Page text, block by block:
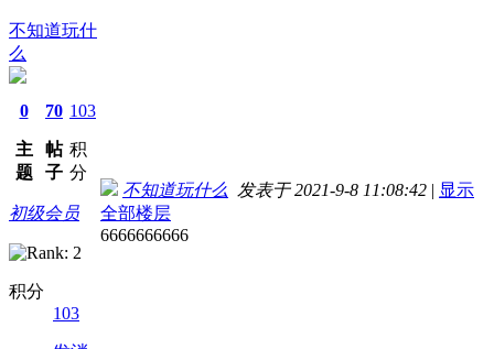
不知道玩什
么
0
主
题
70
帖
子
103
积
分
初级会员
积分
103
不知道玩什么 发表于 2021-9-8 11:08:42 | 显示
全部楼层
6666666666